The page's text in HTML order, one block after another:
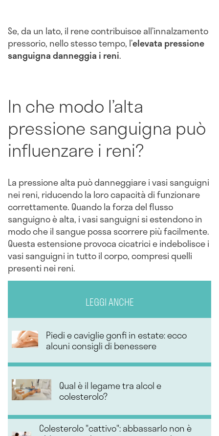
Se, da un lato, il rene contribuisce all’innalzamento
pressorio, nello stesso tempo, l’elevata pressione
sanguigna danneggia i reni.
In che modo l’alta
pressione sanguigna può
influenzare i reni?
La pressione alta può danneggiare i vasi sanguigni
nei reni, riducendo la loro capacità di funzionare
correttamente. Quando la forza del flusso
sanguigno è alta, i vasi sanguigni si estendono in
modo che il sangue possa scorrere più facilmente.
Questa estensione provoca cicatrici e indebolisce i
vasi sanguigni in tutto il corpo, compresi quelli
presenti nei reni.
LEGGI ANCHE
Piedi e caviglie gonfi in estate: ecco
alcuni consigli di benessere
Qual è il legame tra alcol e
colesterolo?
Colesterolo "cattivo": abbassarlo non è